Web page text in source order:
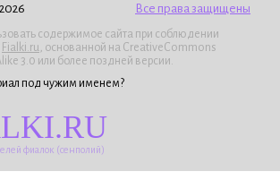
Все права защищены
содержимое сайта при соблюдении
Fialki.ru , основанной на CreativeCommons
3.0 или более поздней версии.
под чужим именем?
фиалок (сенполий)